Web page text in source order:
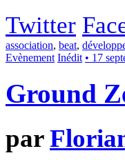
Twitter
association, beat,
Evènement Inédit • 17
Ground
par